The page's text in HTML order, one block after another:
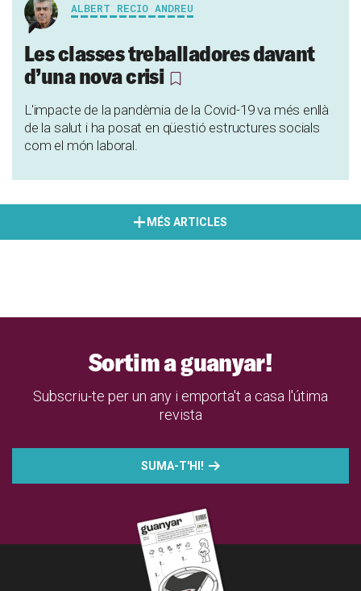
ALBERT RECIO ANDREU
Les classes treballadores davant
d’una nova crisi
L'impacte de la pandèmia de la Covid-19 va més enllà
de la salut i ha posat en qüestió estructures socials
com el món laboral.
MÉS ARTICLES
Sortim a guanyar!
Subscriu-te per un any i emporta't a casa l'útima
revista
SUMA-T'HI!